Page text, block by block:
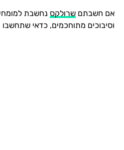
אם חשבתם שרולקס נחשבת
וסיבוכים מתוחכמים, כדאי